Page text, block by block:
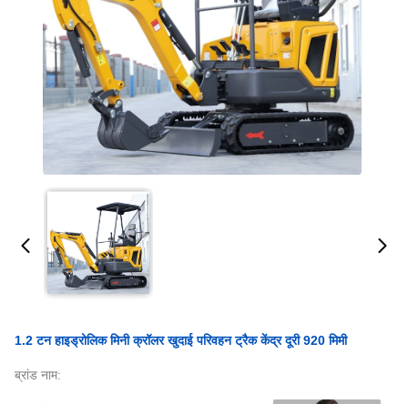
1.2 टन हाइड्रोलिक मिनी क्रॉलर खुदाई परिवहन ट्रैक केंद्र दूरी 920 मिमी
ब्रांड नाम: